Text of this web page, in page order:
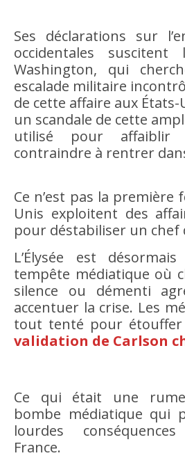
Ses déclarations sur
occidentales
Washington, qui
escalade militaire
de cette affaire aux
un scandale de cette
utilisé pour
contraindre à rentrer
Ce n’est pas la première
Unis exploitent des
pour déstabiliser un chef
L’Élysée est
tempête médiatique où
silence ou démenti
accentuer la crise. Les
tout tenté pour étouffer
validation de Carlson
Ce qui était une
bombe médiatique qui
lourdes
France.